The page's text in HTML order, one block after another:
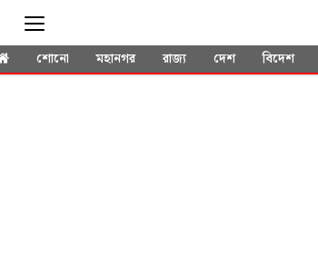
শোনো মহানগর রাজ্য দেশ বিদেশ